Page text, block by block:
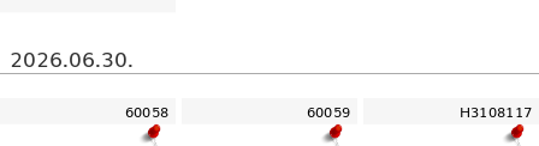
2026.06.30.
60058 60059 H3108117